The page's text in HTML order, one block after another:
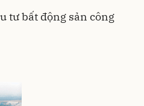
tư bất động sản công